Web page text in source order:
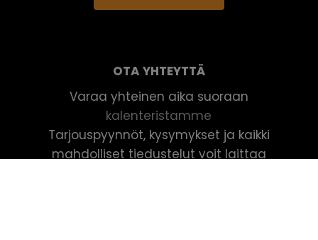
OTA YHTEYTTÄ
Varaa yhteinen aika suoraan
kalenteristamme
Tarjouspyynnöt, kysymykset ja kaikki
mahdolliset tiedustelut voit laittaa